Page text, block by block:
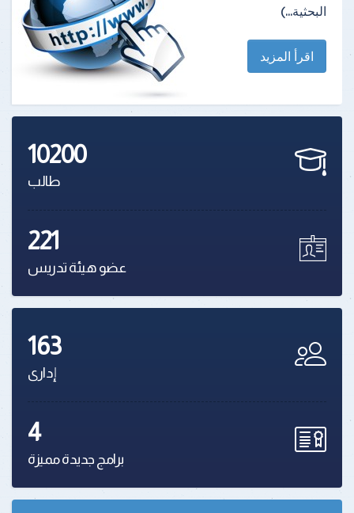
البحثية...)
اقرأ المزيد
10200
طالب
221
عضو هيئة تدريس
163
إدارى
4
برامج جديدة مميزة